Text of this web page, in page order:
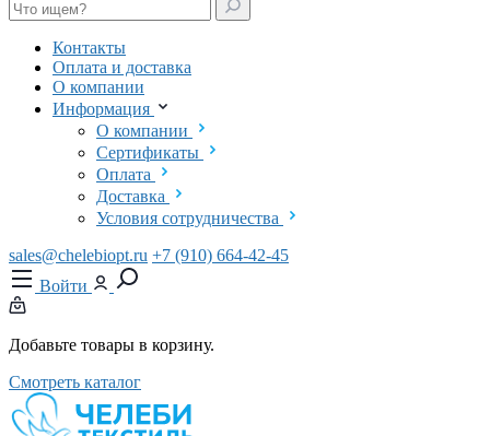
Контакты
Оплата и доставка
О компании
Информация
О компании
Сертификаты
Оплата
Доставка
Условия сотрудничества
sales@chelebiopt.ru +7 (910) 664-42-45
Войти
Добавьте товары в корзину.
Смотреть каталог